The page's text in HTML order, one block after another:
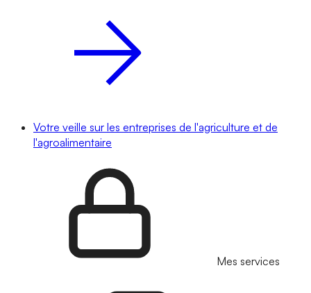
Votre veille sur les entreprises de l'agriculture et de
l'agroalimentaire
Mes services